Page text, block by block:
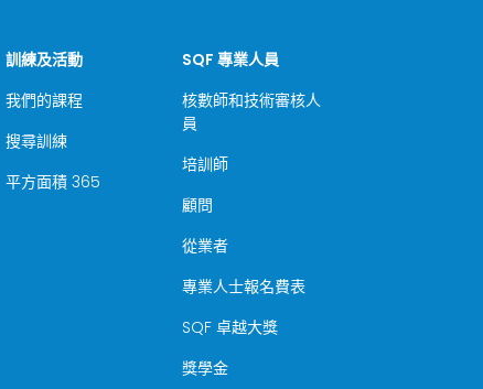
訓練及活動
我們的課程
搜尋訓練
平方面積 365
SQF 專業人員
核數師和技術審核人
員
培訓師
顧問
從業者
專業人士報名費表
SQF 卓越大獎
獎學金